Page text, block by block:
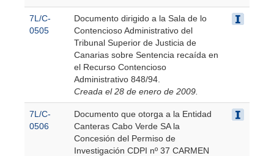
7L/C-
0505
Documento dirigido a la Sala de lo
Contencioso Administrativo del
Tribunal Superior de Justicia de
Canarias sobre Sentencia recaída en
el Recurso Contencioso
Administrativo 848/94.
Creada el 28 de enero de 2009.
7L/C-
0506
Documento que otorga a la Entidad
Canteras Cabo Verde SA la
Concesión del Permiso de
Investigación CDPI nº 37 CARMEN